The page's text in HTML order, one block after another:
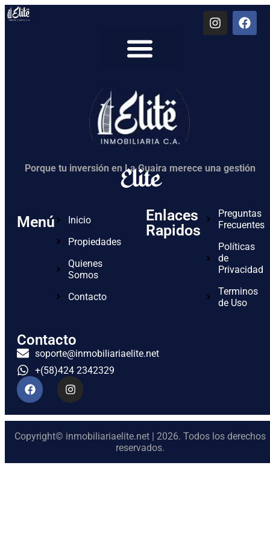
Porque tu inversión en La Guaira merece una gestión
Elite
Menú
Inicio
Propiedades
Quienes
Somos
Contacto
Enlaces
Rapidos
Preguntas
Frecuentes
Políticas
de
Privacidad
Terminos
de Uso
Contacto
soporte@inmobiliariaelite.net
+(58)424 2342329
Copyright© inmobiliariaelite.net | 2026. Todos los derechos
reservados.